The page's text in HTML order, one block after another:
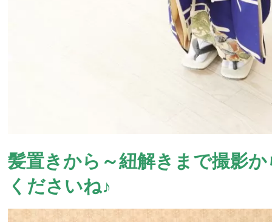
髪置きから～紐解きまで撮影
くださいね♪